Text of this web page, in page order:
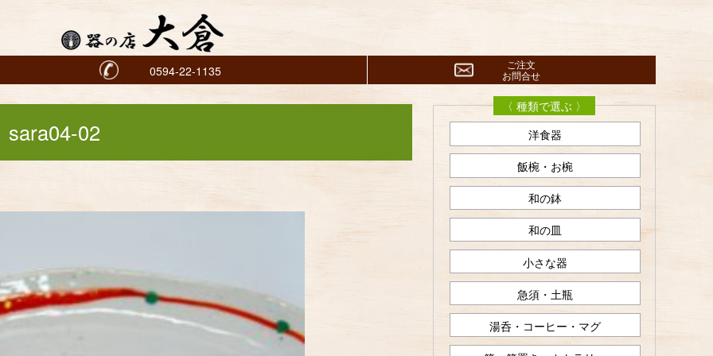
0594-22-1135
ご注文
お問合せ
sara04-02
〈 種類で選ぶ 〉
洋食器
飯椀・お椀
和の鉢
和の皿
小さな器
急須・土瓶
湯呑・コーヒー・マグ